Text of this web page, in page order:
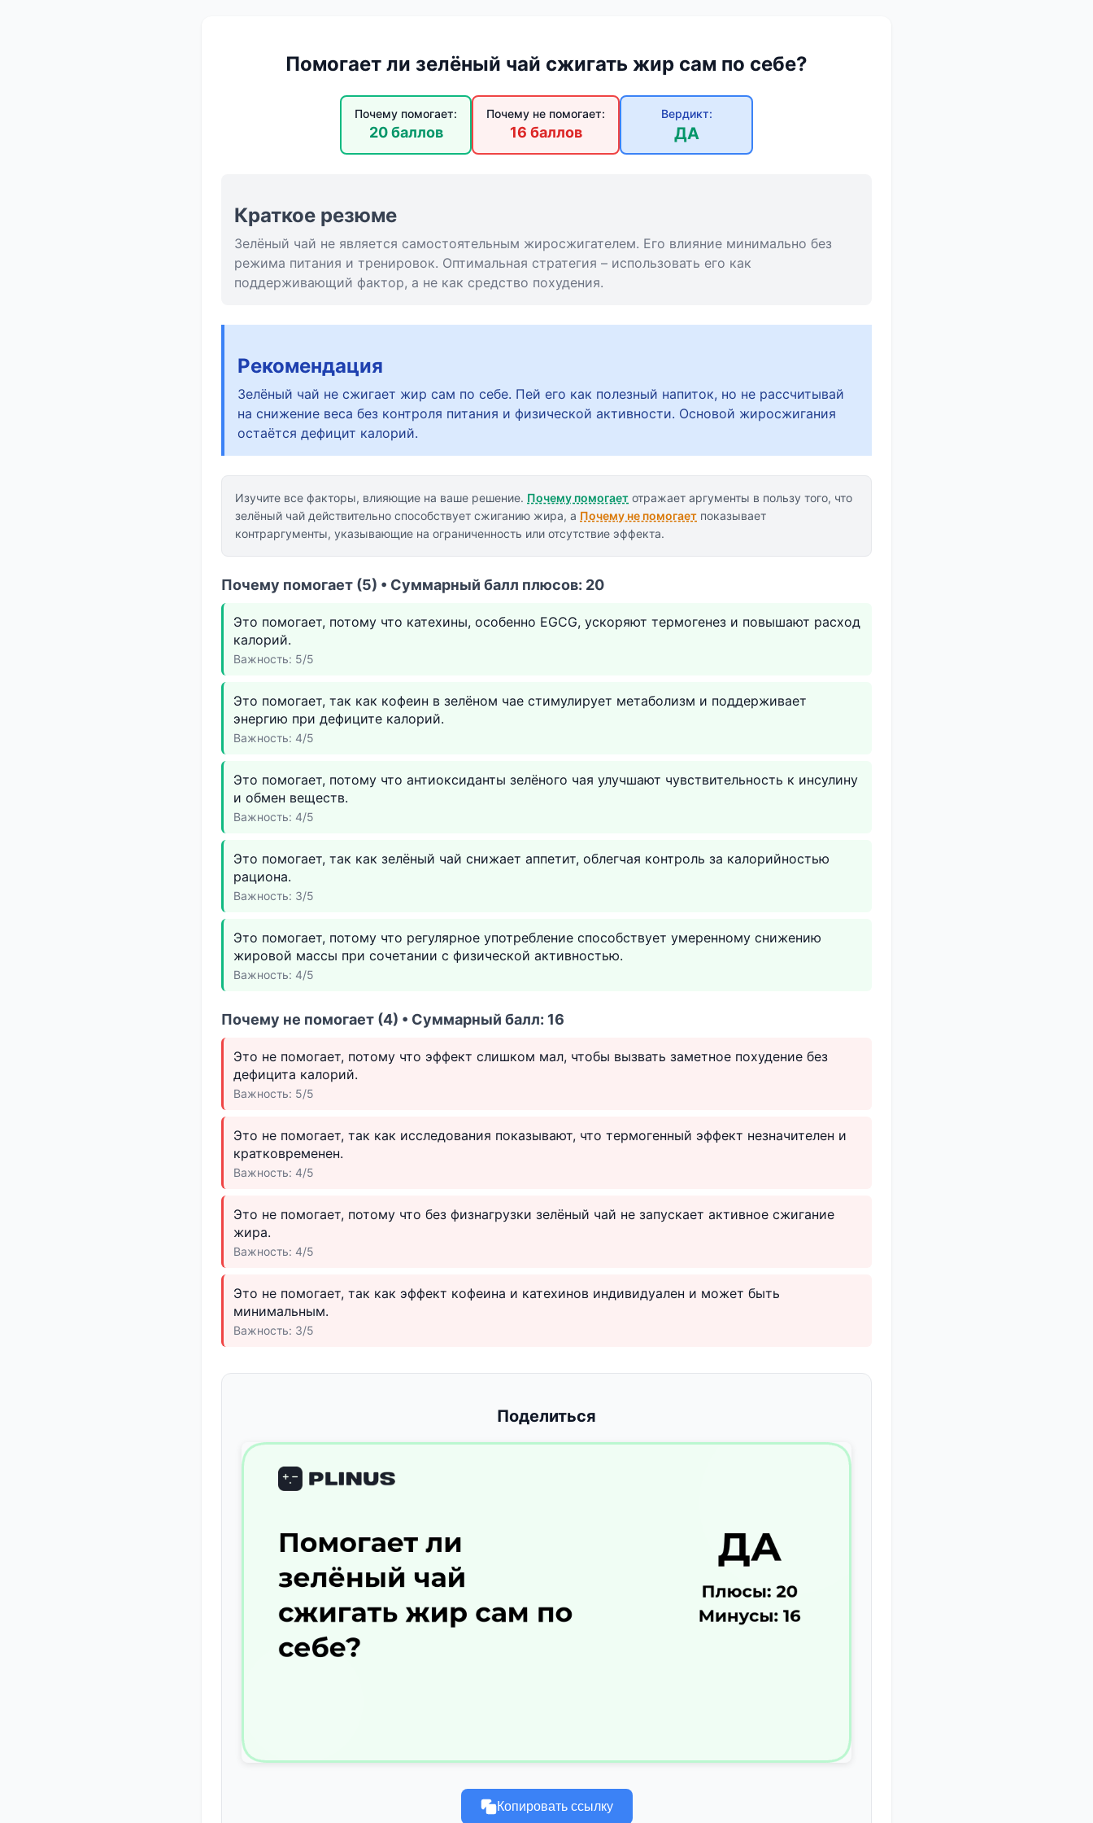
Помогает ли зелёный чай сжигать жир сам по себе?
Почему помогает:
20 баллов
Почему не помогает:
16 баллов
Вердикт:
ДА
Краткое резюме
Зелёный чай не является самостоятельным жиросжигателем. Его влияние минимально без
режима питания и тренировок. Оптимальная стратегия – использовать его как
поддерживающий фактор, а не как средство похудения.
Рекомендация
Зелёный чай не сжигает жир сам по себе. Пей его как полезный напиток, но не рассчитывай
на снижение веса без контроля питания и физической активности. Основой жиросжигания
остаётся дефицит калорий.
Изучите все факторы, влияющие на ваше решение. Почему помогает отражает аргументы в пользу того, что
зелёный чай действительно способствует сжиганию жира, а Почему не помогает показывает
контраргументы, указывающие на ограниченность или отсутствие эффекта.
Почему помогает (5) • Суммарный балл плюсов: 20
Это помогает, потому что катехины, особенно EGCG, ускоряют термогенез и повышают расход
калорий.
Важность: 5/5
Это помогает, так как кофеин в зелёном чае стимулирует метаболизм и поддерживает
энергию при дефиците калорий.
Важность: 4/5
Это помогает, потому что антиоксиданты зелёного чая улучшают чувствительность к инсулину
и обмен веществ.
Важность: 4/5
Это помогает, так как зелёный чай снижает аппетит, облегчая контроль за калорийностью
рациона.
Важность: 3/5
Это помогает, потому что регулярное употребление способствует умеренному снижению
жировой массы при сочетании с физической активностью.
Важность: 4/5
Почему не помогает (4) • Суммарный балл: 16
Это не помогает, потому что эффект слишком мал, чтобы вызвать заметное похудение без
дефицита калорий.
Важность: 5/5
Это не помогает, так как исследования показывают, что термогенный эффект незначителен и
кратковременен.
Важность: 4/5
Это не помогает, потому что без физнагрузки зелёный чай не запускает активное сжигание
жира.
Важность: 4/5
Это не помогает, так как эффект кофеина и катехинов индивидуален и может быть
минимальным.
Важность: 3/5
Поделиться
Копировать ссылку